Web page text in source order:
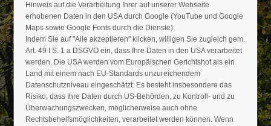
Passwort
Anmelden
Register|Lost your password?
BAUMPFLEGER FINDEN
Hier finden Sie den Fachbetrieb in Ihrer
Nähe
Hinweis auf die Verarbeitung Ihrer auf unserer Webseite
erhobenen Daten in den USA durch Google (YouTube und Google
Maps sowie Google Fonts durch die Dienste):
Indem Sie auf "Alle akzeptieren" klicken, willigen Sie zugleich gem.
Art. 49 I S. 1 a DSGVO ein, dass Ihre Daten in den USA verarbeitet
werden. Die USA werden vom Europäischen Gerichtshof als ein
Land mit einem nach EU-Standards unzureichendem
Datenschutzniveau eingeschätzt. Es besteht insbesondere das
Risiko, dass Ihre Daten durch US-Behörden, zu Kontroll- und zu
Überwachungszwecken, möglicherweise auch ohne
Rechtsbehelfsmöglichkeiten, verarbeitet werden können. Wenn